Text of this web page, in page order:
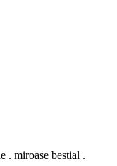
. miroase bestial .